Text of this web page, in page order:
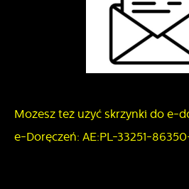
Możesz też użyć skrzynki do e-
e-Doręczeń: AE:PL-33251-